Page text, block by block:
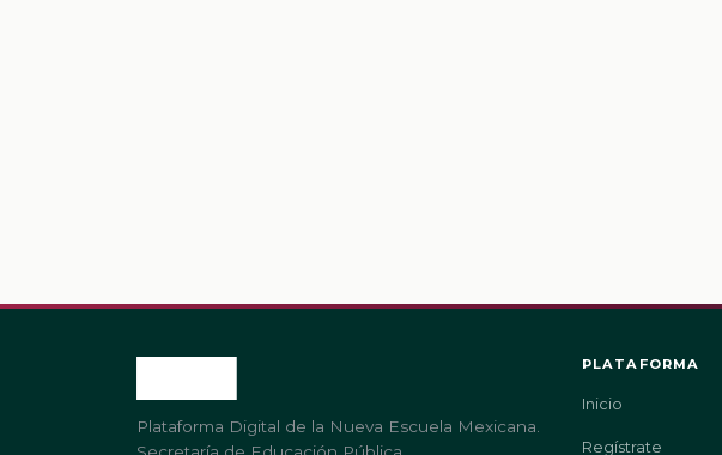
Plataforma Digital de la Nueva Escuela Mexicana.
PLATAFORMA
Inicio
Regístrate